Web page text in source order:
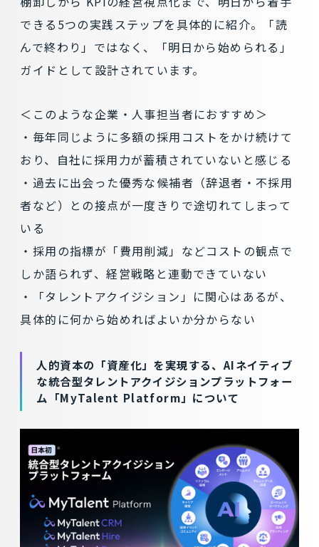
できる5つの実践ステップを具体的に紹介。「読
んで終わり」ではなく、「明日から始められる」
ガイドとして設計されています。
＜このような企業・人事担当者におすすめ＞
・毎年同じように多額の採用コストをかけ続けて
おり、自社に採用力が蓄積されていないと感じる
・過去に出会った優秀な候補者（辞退者・不採用
者など）との接点が一度きりで途切れてしまって
いる
・採用の指標が「費用削減」などコストの観点で
しか語られず、経営戦略と連動できていない
・「タレントアクイジション」に関心はあるが、
具体的に何から始めればよいか分からない
人的資本の「資産化」を実現する、AIネイティブ
な統合型タレントアクイジションプラットフォー
ム「MyTalent Platform」について